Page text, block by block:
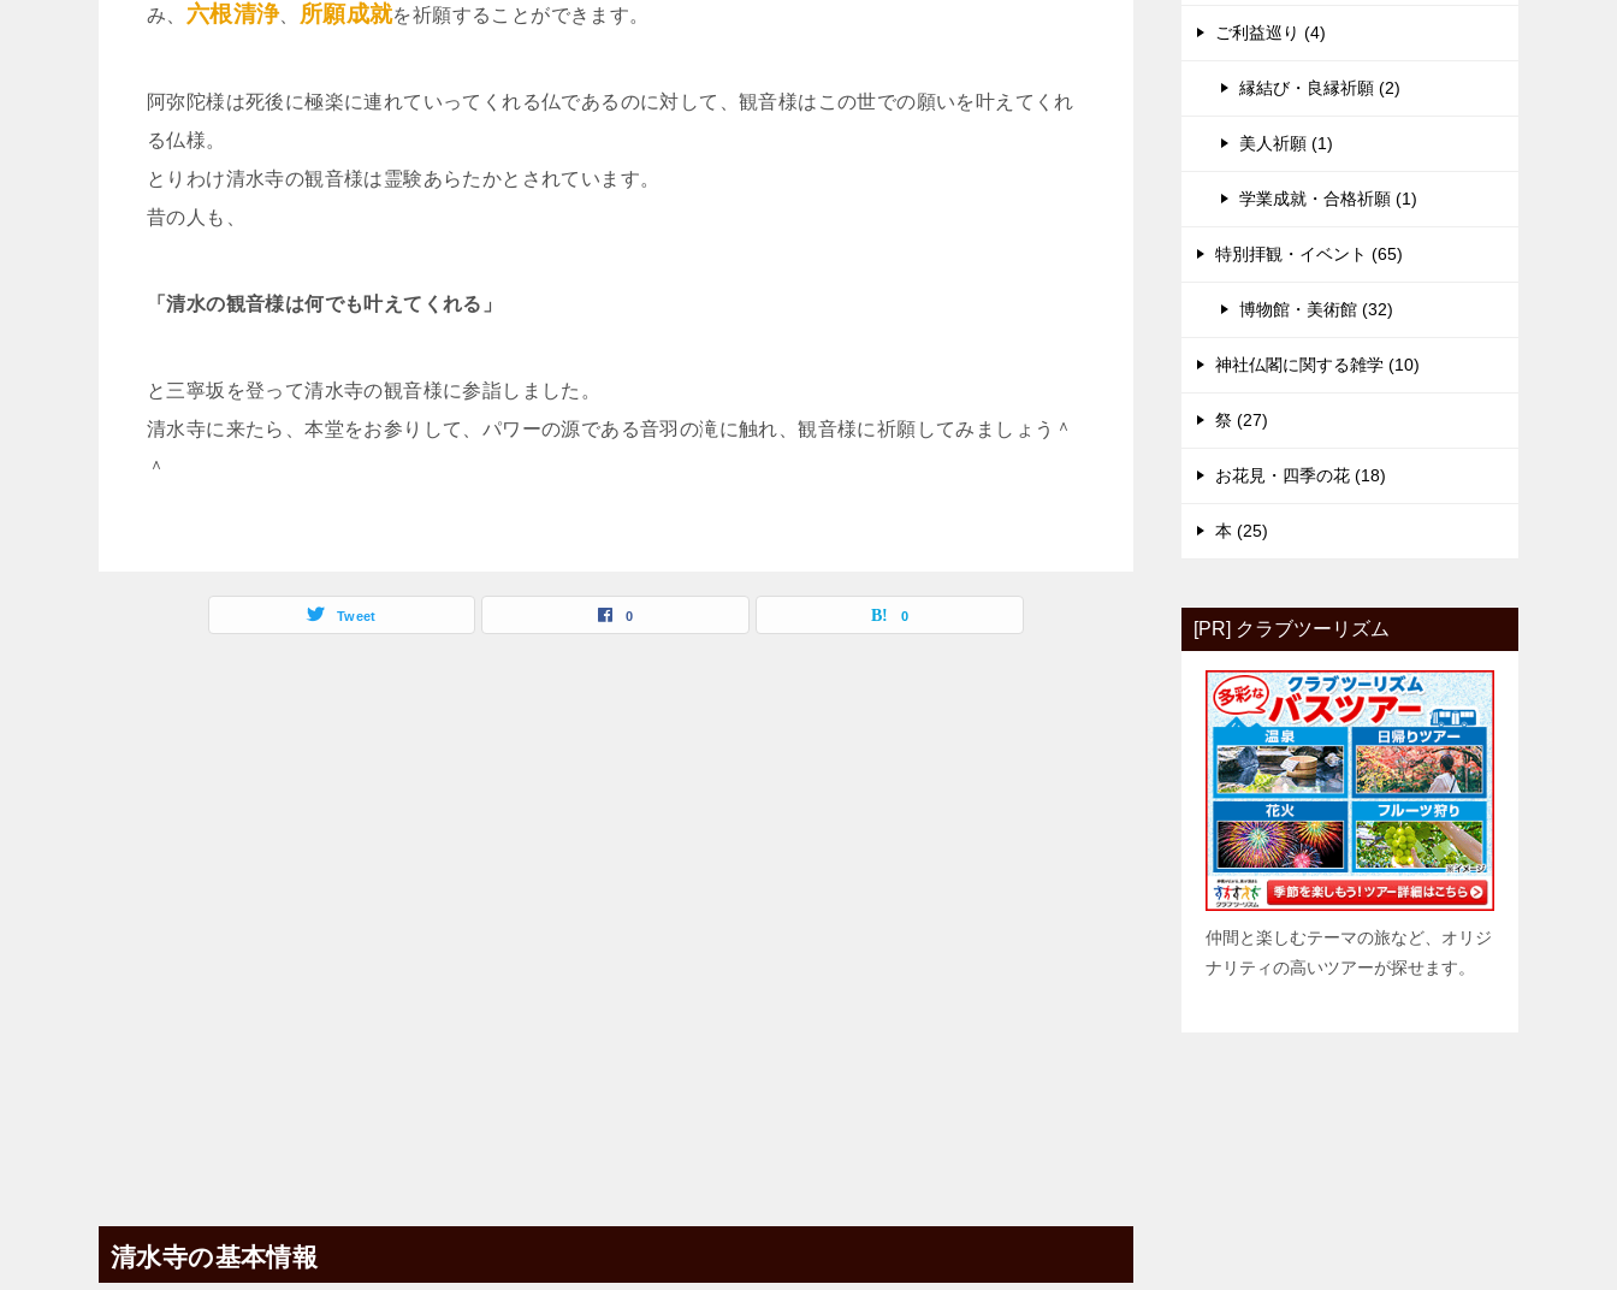
み、 六根清浄、 所願成就を祈願することができます。
阿弥陀様は死後に極楽に連れていってくれる仏であるのに対して、観音様はこの世での願いを叶えてくれ
る仏様。
とりわけ清水寺の観音様は霊験あらたかとされています。
昔の人も、
「清水の観音様は何でも叶えてくれる」
と三寧坂を登って清水寺の観音様に参詣しました。
清水寺に来たら、本堂をお参りして、パワーの源である音羽の滝に触れ、観音様に祈願してみましょう＾
＾
Tweet 0 0
清水寺の基本情報
ご利益巡り (4)
縁結び・良縁祈願 (2)
美人祈願 (1)
学業成就・合格祈願 (1)
特別拝観・イベント (65)
博物館・美術館 (32)
神社仏閣に関する雑学 (10)
祭 (27)
お花見・四季の花 (18)
本 (25)
[PR] クラブツーリズム
仲間と楽しむテーマの旅など、オリジ
ナリティの高いツアーが探せます。